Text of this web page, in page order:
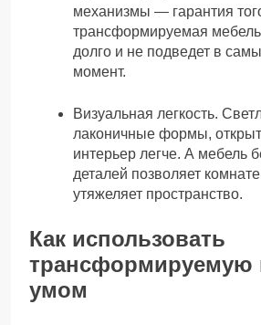
механизмы — гарантия
трансформируемая мебель
долго и не подведет в
момент.
Визуальная легкость.
лаконичные формы,
интерьер легче. А мебель
деталей позволяет
утяжеляет пространство.
Как использовать
трансформируемую
умом